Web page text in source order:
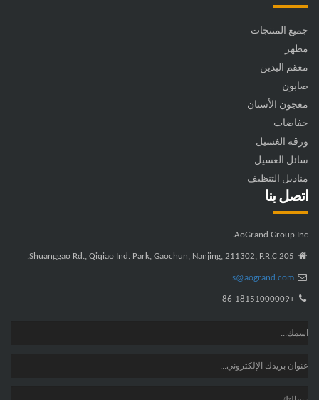
جميع المنتجات
مطهر
معقم اليدين
صابون
معجون الأسنان
حفاضات
ورقة الغسيل
سائل الغسيل
مناديل التنظيف
اتصل بنا
AoGrand Group Inc.
+86-18151000009